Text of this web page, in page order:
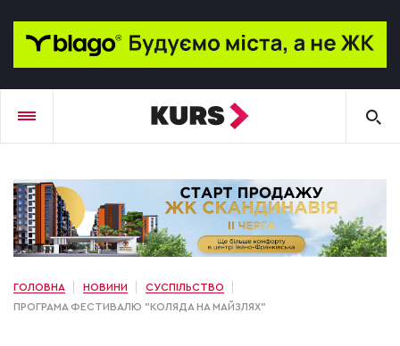
ГОЛОВНА НОВИНИ
СУСПІЛЬСТВО
ПРОГРАМА ФЕСТИВАЛЮ "КОЛЯДА НА МАЙЗЛЯХ"